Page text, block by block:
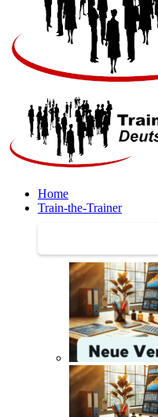
Home
Train-the-Trainer